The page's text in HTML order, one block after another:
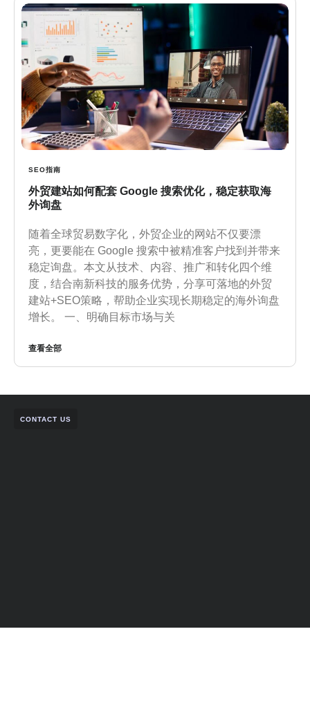
SEO指南
外贸建站如何配套 Google 搜索优化，稳定获取海
外询盘
随着全球贸易数字化，外贸企业的网站不仅要漂
亮，更要能在 Google 搜索中被精准客户找到并带来
稳定询盘。本文从技术、内容、推广和转化四个维
度，结合南新科技的服务优势，分享可落地的外贸
建站+SEO策略，帮助企业实现长期稳定的海外询盘
增长。 一、明确目标市场与关
查看全部
CONTACT US